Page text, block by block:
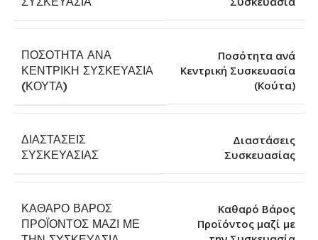
ΠΟΣΌΤΗΤΑ ΑΝΆ
ΚΕΝΤΡΙΚΉ ΣΥΣΚΕΥΑΣΊΑ
(ΚΟΎΤΑ)
Ποσότητα ανά
Κεντρική Συσκευασία
(Κούτα)
ΔΙΑΣΤΆΣΕΙΣ
ΣΥΣΚΕΥΑΣΊΑΣ
Διαστάσεις
Συσκευασίας
ΚΑΘΑΡΌ ΒΆΡΟΣ
ΠΡΟΪΌΝΤΟΣ ΜΑΖΊ ΜΕ
Καθαρό Βάρος
Προϊόντος μαζί με